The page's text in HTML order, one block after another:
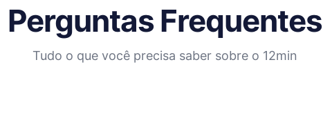
Perguntas Frequentes
Tudo o que você precisa saber sobre o 12min